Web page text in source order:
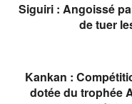
Siguiri : Angoissé
de tuer
Kankan :
dotée du trophée